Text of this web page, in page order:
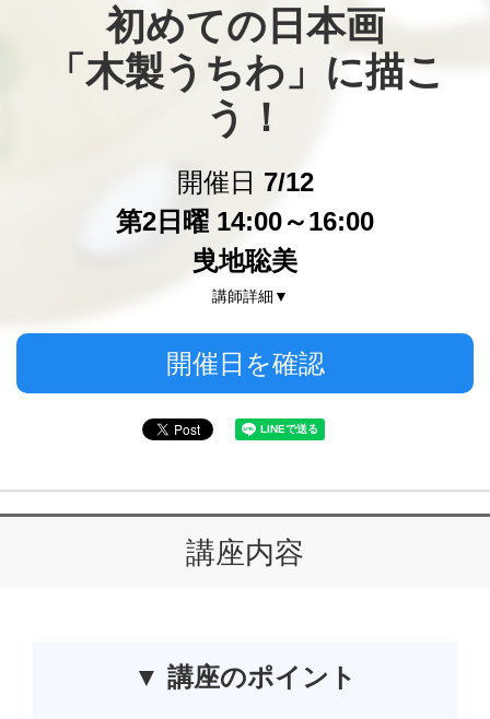
初めての日本画
「木製うちわ」に描こ
う！
開催日 7/12
第2日曜 14:00～16:00
曵地聡美
講師詳細▼
開催日を確認
講座内容
▼ 講座のポイント